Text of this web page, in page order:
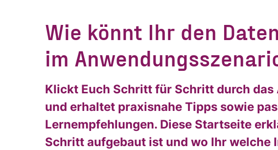
Wie könnt Ihr den
im
Klickt Euch Schritt für Schritt durch
und erhaltet praxisnahe Tipps sowie
Lernempfehlungen. Diese Startseite
Schritt aufgebaut ist und wo Ihr welche
alle
Informationen
und
Ankündigungen
des CDL direkt
persönliches
Postfach:
Ja, ich